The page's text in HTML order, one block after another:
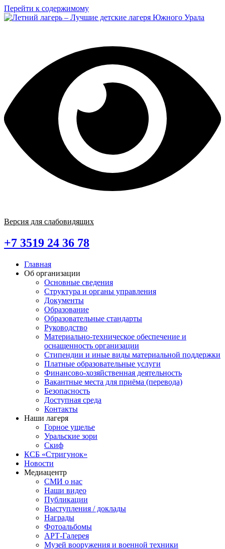
Перейти к содержимому
Версия для слабовидящих
+7 3519 24 36 78
Главная
Об организации
Основные сведения
Структура и органы управления
Документы
Образование
Образовательные стандарты
Руководство
Материально-техническое обеспечение и
оснащенность организации
Стипендии и иные виды материальной поддержки
Платные образовательные услуги
Финансово-хозяйственная деятельность
Вакантные места для приёма (перевода)
Безопасность
Доступная среда
Контакты
Наши лагеря
Горное ущелье
Уральские зори
Скиф
КСБ «Стригунок»
Новости
Медиацентр
СМИ о нас
Наши видео
Публикации
Выступления / доклады
Награды
Фотоальбомы
АРТ-Галерея
Музей вооружения и военной техники